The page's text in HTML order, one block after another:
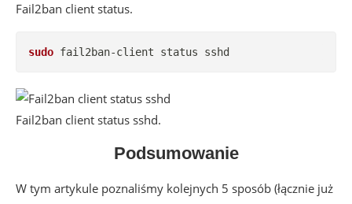
Fail2ban client status.
sudo fail2ban-client status sshd
Fail2ban client status sshd.
Podsumowanie
W tym artykule poznaliśmy kolejnych 5 sposób (łącznie już